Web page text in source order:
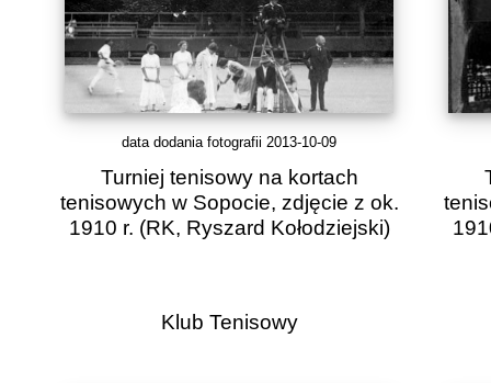
data dodania fotografii 2013-10-09
Turniej tenisowy na kortach
tenisowych w Sopocie, zdjęcie z ok.
1910 r. (RK, Ryszard Kołodziejski)
Klub Tenisowy